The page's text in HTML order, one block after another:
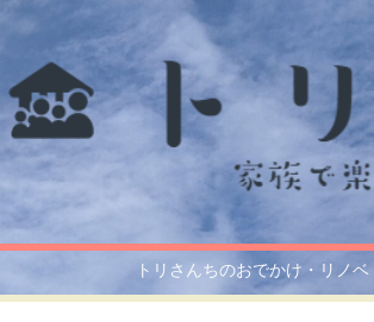
トリさんちのおでかけ・リノ